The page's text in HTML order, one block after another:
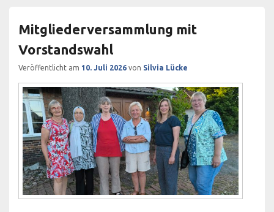
Mitgliederversammlung mit
Vorstandswahl
Veröffentlicht am 10. Juli 2026 von Silvia Lücke